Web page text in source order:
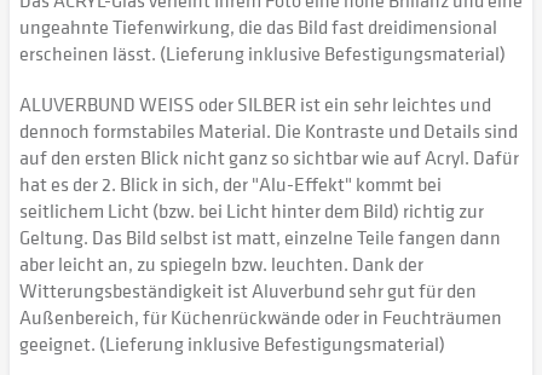
ungeahnte Tiefenwirkung, die das Bild fast dreidimensional
erscheinen lässt. (Lieferung inklusive Befestigungsmaterial)
ALUVERBUND WEISS oder SILBER ist ein sehr leichtes und
dennoch formstabiles Material. Die Kontraste und Details sind
auf den ersten Blick nicht ganz so sichtbar wie auf Acryl. Dafür
hat es der 2. Blick in sich, der "Alu-Effekt" kommt bei
seitlichem Licht (bzw. bei Licht hinter dem Bild) richtig zur
Geltung. Das Bild selbst ist matt, einzelne Teile fangen dann
aber leicht an, zu spiegeln bzw. leuchten. Dank der
Witterungsbeständigkeit ist Aluverbund sehr gut für den
Außenbereich, für Küchenrückwände oder in Feuchträumen
geeignet. (Lieferung inklusive Befestigungsmaterial)